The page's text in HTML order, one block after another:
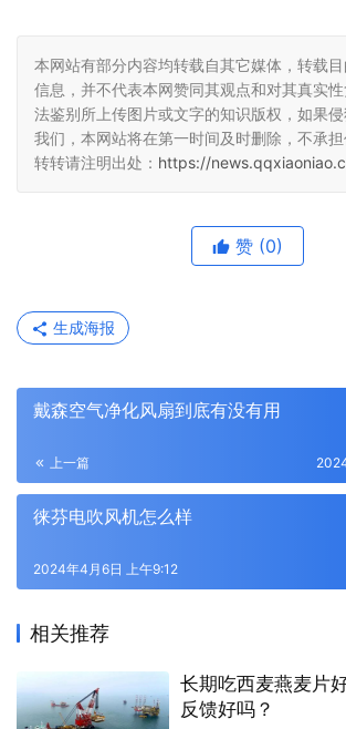
本网站有部分内容均转载自其它媒体，转载
信息，并不代表本网赞同其观点和对其真实
法鉴别所上传图片或文字的知识版权，如果
我们，本网站将在第一时间及时删除，不承担
转转请注明出处： https://
赞 (0)
生成海报
戴森空气净化风扇到底有没有用
上一篇
徕芬电吹风机怎么样
2024年4月6日 上午9:12
相关推荐
长期吃西麦燕麦片
反馈好吗？